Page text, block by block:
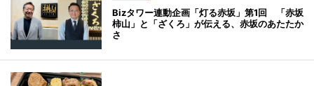
Bizタワー連動企画「灯る赤坂」第1回 「赤坂
柿山」と「ざくろ」が伝える、赤坂のあたたか
さ